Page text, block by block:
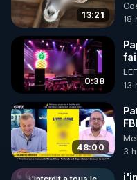
🌱 LA NEWSLETTER
Pour ne pas rater
http://rgnr.li/news
🌱 VIDÉOS NON
Toutes les vidéos
http://rgnr.li/odysee
🌱 LES STAGES EN
13:21
18
0:38
LEF
13
48:00
3